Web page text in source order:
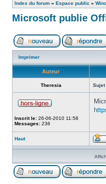
Index du forum » Espace public »
Microsoft publie
Imprimer
Auteur
Theresia Sujet
Inscrit le: 26-06-2010 11:58
Messages: 236
Haut